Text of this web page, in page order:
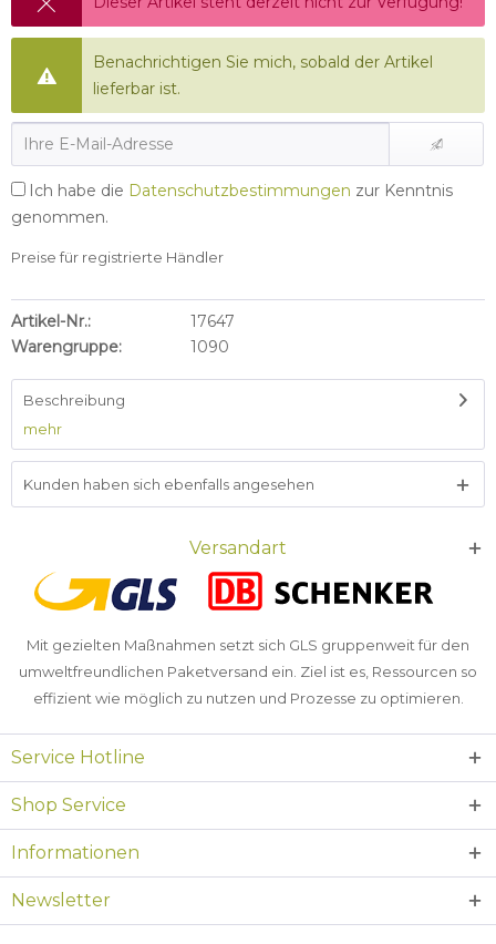
Benachrichtigen Sie mich, sobald der Artikel
lieferbar ist.
Ich habe die Datenschutzbestimmungen zur Kenntnis
genommen.
Preise für registrierte Händler
Artikel-Nr.:
17647
Warengruppe:
1090
Beschreibung
mehr
Kunden haben sich ebenfalls angesehen
Versandart
Mit gezielten Maßnahmen setzt sich GLS gruppenweit für den
umweltfreundlichen Paketversand ein. Ziel ist es, Ressourcen so
effizient wie möglich zu nutzen und Prozesse zu optimieren.
Service Hotline
Shop Service
Informationen
Newsletter